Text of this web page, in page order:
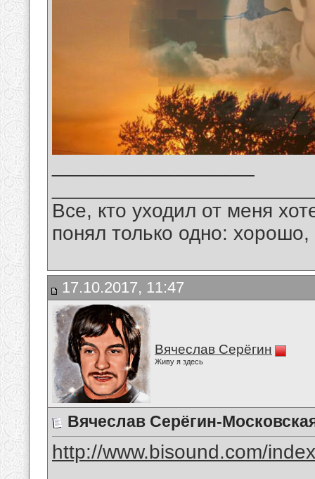
Все, кто уходил от меня
понял только одно:
17.10.2017, 11:47
Вячеслав Серёгин
Живу я здесь
Вячеслав Серёгин-
http://www.bisound.com/